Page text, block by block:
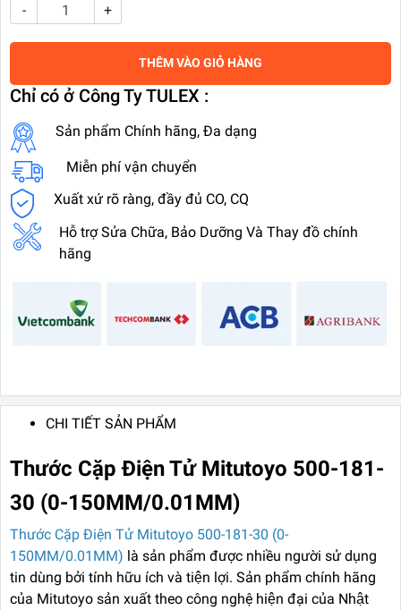
- +
THÊM VÀO GIỎ HÀNG
Chỉ có ở Công Ty TULEX :
Sản phẩm Chính hãng, Đa dạng
Miễn phí vận chuyển
Xuất xứ rõ ràng, đầy đủ CO, CQ
Hỗ trợ Sửa Chữa, Bảo Dưỡng Và Thay đồ chính
hãng
CHI TIẾT SẢN PHẨM
Thước Cặp Điện Tử Mitutoyo 500-181-
30 (0-150MM/0.01MM)
Thước Cặp Điện Tử Mitutoyo 500-181-30 (0-
150MM/0.01MM) là sản phẩm được nhiều người sử dụng
tin dùng bởi tính hữu ích và tiện lợi. Sản phẩm chính hãng
của Mitutoyo sản xuất theo công nghệ hiện đại của Nhật